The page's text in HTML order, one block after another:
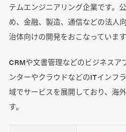
テムエンジニアリング企業です。
め、金融、製造、通信などの法人
治体向けの開発をおこなっています
CRMや文書管理などのビジネスア
ンターやクラウドなどのITインフ
域でサービスを展開しており、海
す。